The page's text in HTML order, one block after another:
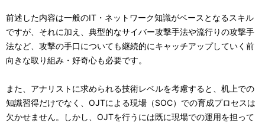
前述した内容は一般のIT・ネットワーク知識がベースとなるスキル
ですが、それに加え、典型的なサイバー攻撃手法や流行りの攻撃手
法など、攻撃の手口についても継続的にキャッチアップしていく前
向きな取り組み・好奇心も必要です。
また、アナリストに求められる技術レベルを考慮すると、机上での
知識習得だけでなく、OJTによる現場（SOC）での育成プロセスは
欠かせません。しかし、OJTを行うには既に現場での運用を担って